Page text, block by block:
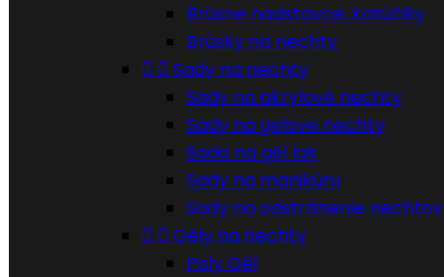
Brúsne nadstavce, kotúčiky
Brúsky na nechty
  Sady na nechty
Sady na akrylové nechty
Sady na gelove nechty
Sada na gél lak
Sady na manikúru
Sady na odstránenie nechtov
  Gély na nechty
Poly Gél